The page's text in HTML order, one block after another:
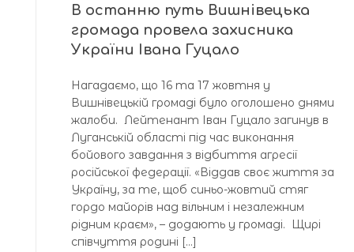
В останню путь Вишнівецька
громада провела захисника
України Івана Гуцало
Нагадаємо, що 16 та 17 жовтня у
Вишнівецькій громаді було оголошено днями
жалоби. Лейтенант Іван Гуцало загинув в
Луганській області під час виконання
бойового завдання з відбиття агресії
російської федерації. «Віддав своє життя за
Україну, за те, щоб синьо-жовтий стяг
гордо майорів над вільним і незалежним
рідним краєм», – додають у громаді. Щирі
співчуття родині […]